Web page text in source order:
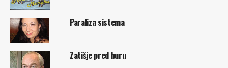
Paraliza sistema
Zatišje pred buru